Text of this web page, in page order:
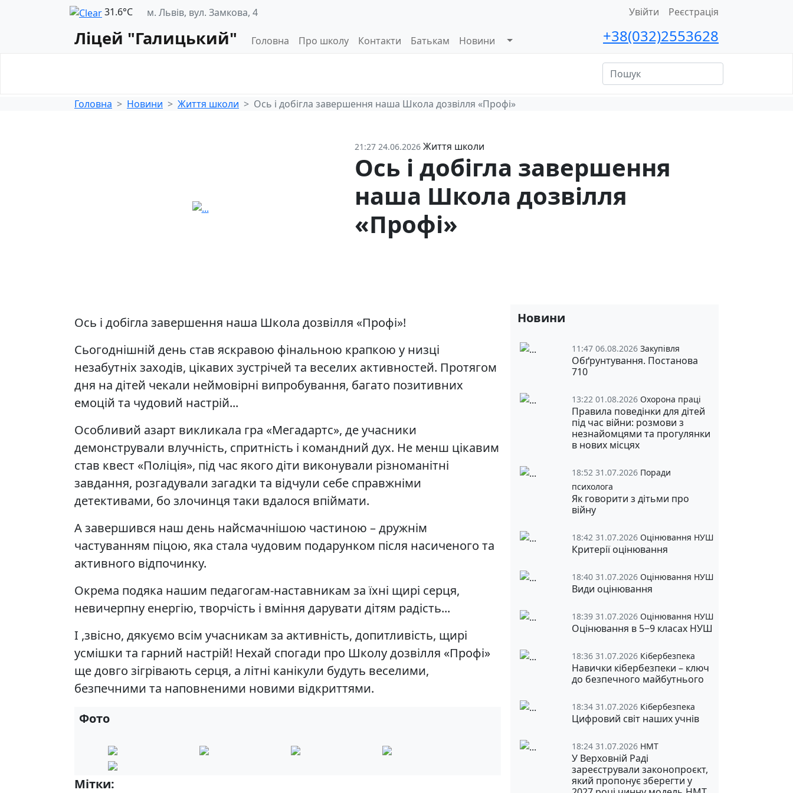
31.6°С м. Львів, вул. Замкова, 4 Увійти Реєстрація
Ліцей "Галицький" Головна Про школу Контакти Батькам Новини +38(032)2553628
Головна
Новини Життя школи Ось і добігла завершення наша Школа дозвілля «Профі»
21:27 24.06.2026 Життя школи
Ось і добігла завершення
наша Школа дозвілля
«Профі»
Ось і добігла завершення наша Школа дозвілля «Профі»!
Сьогоднішній день став яскравою фінальною крапкою у низці
незабутніх заходів, цікавих зустрічей та веселих активностей. Протягом
дня на дітей чекали неймовірні випробування, багато позитивних
емоцій та чудовий настрій...
Особливий азарт викликала гра «Мегадартс», де учасники
демонстрували влучність, спритність і командний дух. Не менш цікавим
став квест «Поліція», під час якого діти виконували різноманітні
завдання, розгадували загадки та відчули себе справжніми
детективами, бо злочинця таки вдалося впіймати.
А завершився наш день найсмачнішою частиною – дружнім
частуванням піцою, яка стала чудовим подарунком після насиченого та
активного відпочинку.
Окрема подяка нашим педагогам-наставникам за їхні щирі серця,
невичерпну енергію, творчість і вміння дарувати дітям радість...
І ,звісно, дякуємо всім учасникам за активність, допитливість, щирі
усмішки та гарний настрій! Нехай спогади про Школу дозвілля «Профі»
ще довго зігрівають серця, а літні канікули будуть веселими,
безпечними та наповненими новими відкриттями.
Фото
Мітки:
Новини
11:47 06.08.2026 Закупівля
Обґрунтування. Постанова
710
13:22 01.08.2026 Охорона праці
Правила поведінки для дітей
під час війни: розмови з
незнайомцями та прогулянки
в нових місцях
18:52 31.07.2026 Поради
психолога
Як говорити з дітьми про
війну
18:42 31.07.2026 Оцінювання НУШ
Критерії оцінювання
18:40 31.07.2026 Оцінювання НУШ
Види оцінювання
18:39 31.07.2026 Оцінювання НУШ
Оцінювання в 5‒9 класах НУШ
18:36 31.07.2026 Кібербезпека
Навички кібербезпеки – ключ
до безпечного майбутнього
18:34 31.07.2026 Кібербезпека
Цифровий світ наших учнів
18:24 31.07.2026 НМТ
У Верховній Раді
зареєстрували законопроєкт,
який пропонує зберегти у